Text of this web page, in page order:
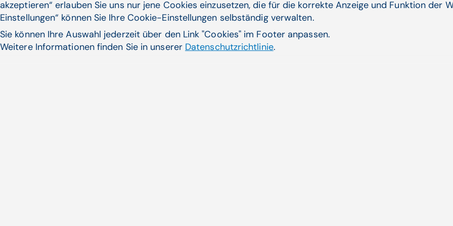
CLINICAL | Andrea Kamphausen, Walter Zifferer
Zum Artikel
CompuGroup Medical (CGM)
Zum Artikel
akzeptieren“ erlauben Sie uns nur jene Cookies einzusetzen, die für die korrekte Anzeige und Funktion der
Einstellungen“ können Sie Ihre Cookie-Einstellungen selbständig verwalten.
Sie können Ihre Auswahl jederzeit über den Link "Cookies" im Footer anpassen.
Weitere Informationen finden Sie in unserer Datenschutzrichtlinie.